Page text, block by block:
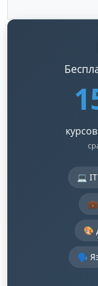
💻
🎨
🗣️